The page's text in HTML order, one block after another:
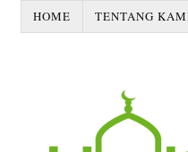
HOME TENTANG